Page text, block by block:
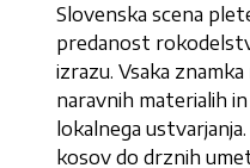
Slovenska scena
predanost
izrazu. Vsaka
naravnih materialih
lokalnega
kosov do drznih